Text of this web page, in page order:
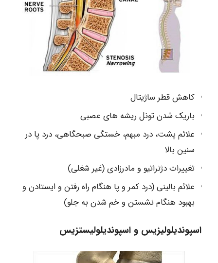
کاهش قطر ساژیتال
باریک شدن تونل ریشه های عصبی
علائم پشت، درد مبهم، خستگی صبحگاهی، درد پا در
سنین بالا
تغییرات دژنراتیو و مادرزادی (غیر شغلی)
علائم بالینی (درد کمر و پا هنگام راه رفتن و ایستادن و
بهبود هنگام نشستن و خم شدن به جلو)
اسپوندیلولیزیس و اسپوندیلولیستزیس